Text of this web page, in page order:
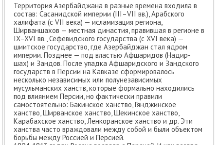
Территория Азербайджана в разные времена входила в
состав: Сасанидской империи (III–VII вв.), Арабского
халифата (с VII века) — исламизация региона,
Ширваншахов — местная династия, правившая в регионе в
IX–XVI вв., Сефевидского государства (с XVI века) —
шиитское государство, где Азербайджан стал ядром
империи. Позднее — под властью Афшаридов (Надир-
шах) и Зандов. После упадка Афшаридского и Зандского
государств в Персии на Кавказе сформировалось
несколько независимых или полунезависимых
мусульманских ханств, которые формально находились
под влиянием Персии, но фактически правили
самостоятельно: Бакинское ханство, Гянджинское
ханство, Ширванское ханство, Шекинское ханство,
Карабахское ханство, Ленкоранское ханство и др. Эти
ханства часто враждовали между собой и были объектом
борьбы между Россией и Персией.